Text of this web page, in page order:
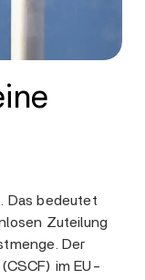
Das bedeutet
Zuteilung
Der
im EU-